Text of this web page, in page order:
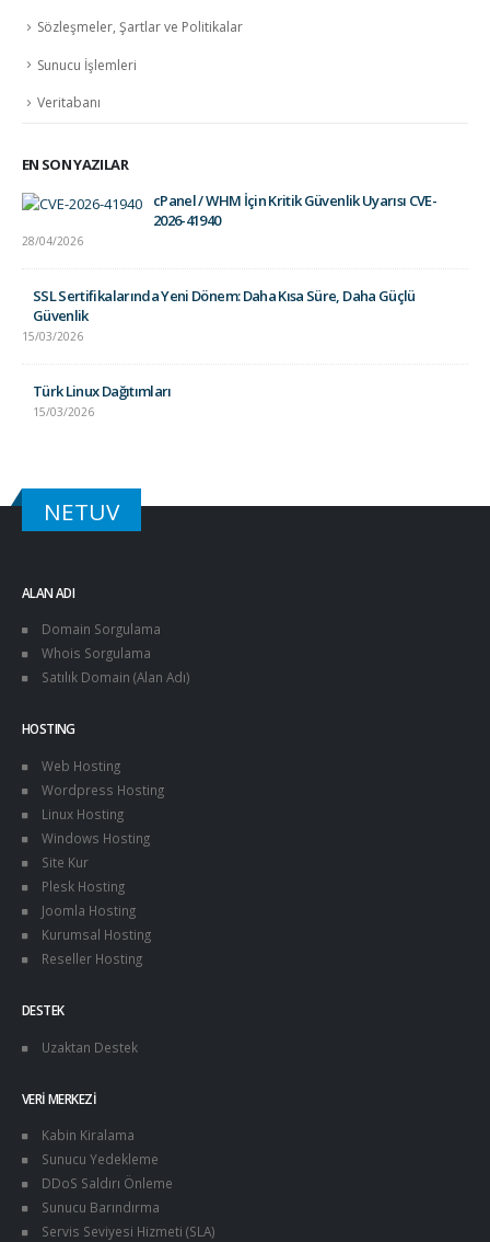
Sözleşmeler, Şartlar ve Politikalar
Sunucu İşlemleri
Veritabanı
EN SON YAZILAR
cPanel / WHM İçin Kritik Güvenlik Uyarısı CVE-
2026-41940
28/04/2026
SSL Sertifikalarında Yeni Dönem: Daha Kısa Süre, Daha Güçlü
Güvenlik
15/03/2026
Türk Linux Dağıtımları
15/03/2026
NETUV
ALAN ADI
Domain Sorgulama
Whois Sorgulama
Satılık Domain (Alan Adı)
HOSTING
Web Hosting
Wordpress Hosting
Linux Hosting
Windows Hosting
Site Kur
Plesk Hosting
Joomla Hosting
Kurumsal Hosting
Reseller Hosting
DESTEK
Uzaktan Destek
VERI MERKEZI
Kabin Kiralama
Sunucu Yedekleme
DDoS Saldırı Önleme
Sunucu Barındırma
Servis Seviyesi Hizmeti (SLA)